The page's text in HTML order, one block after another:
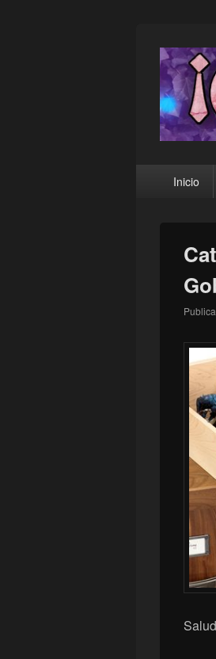
principalInicio